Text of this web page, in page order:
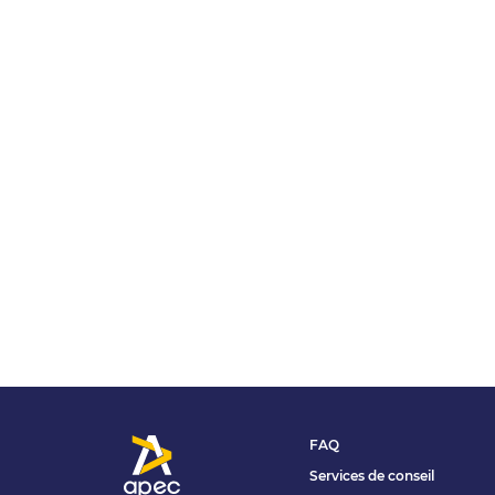
FAQ
Services de conseil